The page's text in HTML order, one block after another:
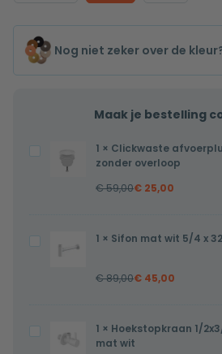
Nog niet zeker over de
Maak je bestelling
Clickwaste
afvoerplug
zonder
overloop
1 × Clickwaste
zonder overloop
€59,00€ 25,00
Sifon
32mm
1 × Sifon mat wit 5/4 x
€89,00€ 45,00
Hoekstopkraan
1 × Hoekstopkraan 1/
mat wit